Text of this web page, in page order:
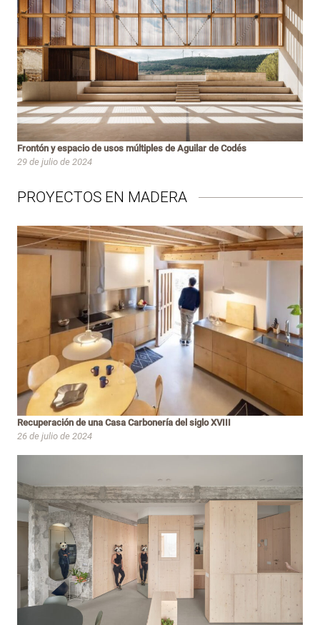
Frontón y espacio de usos múltiples de Aguilar de Codés
29 de julio de 2024
PROYECTOS EN MADERA
Recuperación de una Casa Carbonería del siglo XVIII
26 de julio de 2024